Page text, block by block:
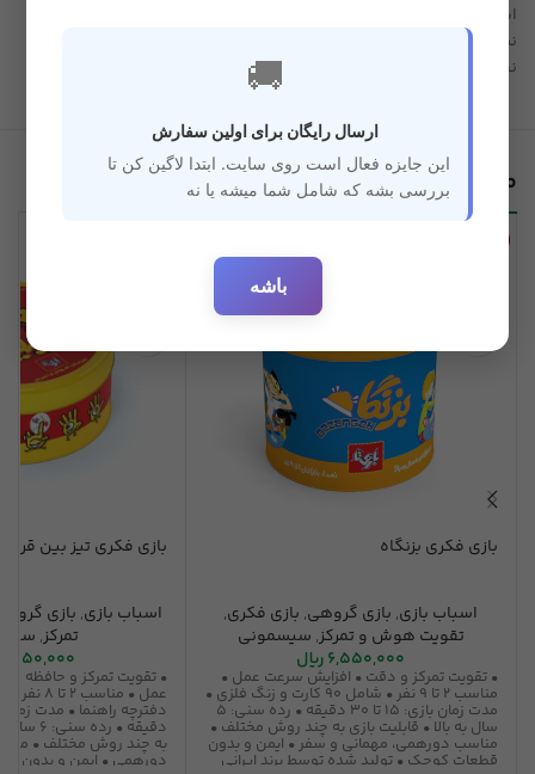
این نسخه، چهارمین نسخه از سری «حواس جمع» است و همانند دیگر
نسخه‌ها، در کنار آموزش، تقویت مهارت‌های توجه، حافظه و تمرکز را در
نظر دارد.
محصولات مرتبط
بازی فکری بزنگاه
اسباب بازی, بازی گروهی, بازی فکری,
تقویت هوش و تمرکز, سیسمونی
6,550,000ریال
• تقویت تمرکز و دقت • افزایش سرعت عمل •
مناسب ۲ تا ۹ نفر • شامل ۹۰ کارت و زنگ فلزی •
مدت زمان بازی: ۱۵ تا ۳۰ دقیقه • رده سنی: ۵
سال به بالا • قابلیت بازی به چند روش مختلف •
مناسب دورهمی، مهمانی و سفر • ایمن و بدون
قطعات کوچک • تولید شده توسط برند ایرانی
بازی فکری تیز بین قرمز
اسباب بازی, بازی
تمرکز,
• تقویت تمرکز و حافظه
دقیقه •
به چند روش مختلف •
دورهمی • ایمن و بدون
🚚
ارسال رایگان برای اولین سفارش
این جایزه فعال است روی سایت. ابتدا لاگین کن تا
بررسی بشه که شامل شما میشه یا نه
باشه